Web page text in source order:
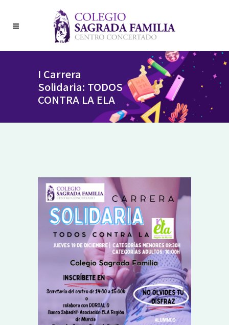
I Carrera
Solidaria: TODOS
CONTRA LA ELA